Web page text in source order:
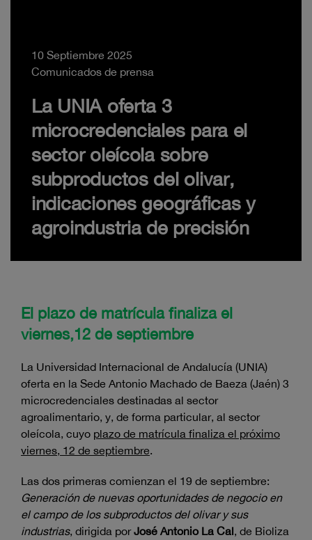
10 Septiembre 2025
Comunicados de prensa
La UNIA oferta 3
microcredenciales para el
sector oleícola sobre
subproductos del olivar,
indicaciones geográficas y
agroindustria de precisión
El plazo de matrícula finaliza el
viernes,12 de septiembre
La Universidad Internacional de Andalucía (UNIA)
oferta en la Sede Antonio Machado de Baeza (Jaén) 3
microcredenciales destinadas al sector
agroalimentario, y, de forma particular, al sector
oleícola, cuyo plazo de matrícula finaliza el próximo
viernes, 12 de septiembre.
Las dos primeras comienzan el 19 de septiembre:
Generación de nuevas oportunidades de negocio en
el campo de los subproductos del olivar y sus
industrias, dirigida porJosé Antonio La Cal, de Bioliza